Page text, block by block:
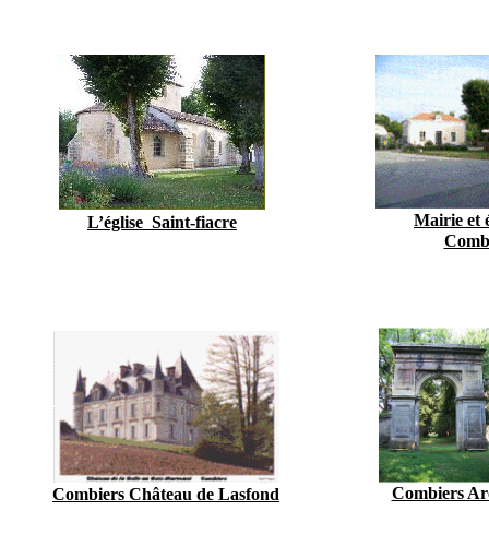
L’église Saint-fiacre
Mairie et
Combiers Château de Lasfond Combiers